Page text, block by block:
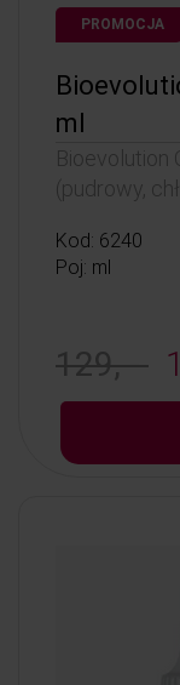
PROMOCJA
ml
Bioevolution
(pudrowy,
Kod: 6240
Poj: ml
129, -